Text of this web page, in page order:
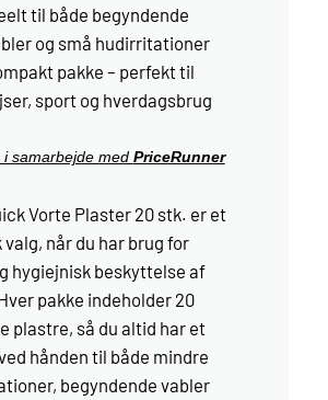
til både begyndende
og små hudirritationer
pakke – perfekt til
sport og hverdagsbrug
i samarbejde med PriceRunner
Vorte Plaster 20 stk. er et
når du har brug for
hygiejnisk beskyttelse af
pakke indeholder 20
plastre, så du altid har et
hånden til både mindre
begyndende vabler